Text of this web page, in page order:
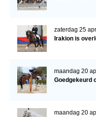
zaterdag 25
Irakion is
maandag 20
Goedgekeurd
maandag 20